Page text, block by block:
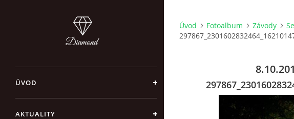
ÚVOD
AKTUALITY
Úvod Fotoalbum Závody